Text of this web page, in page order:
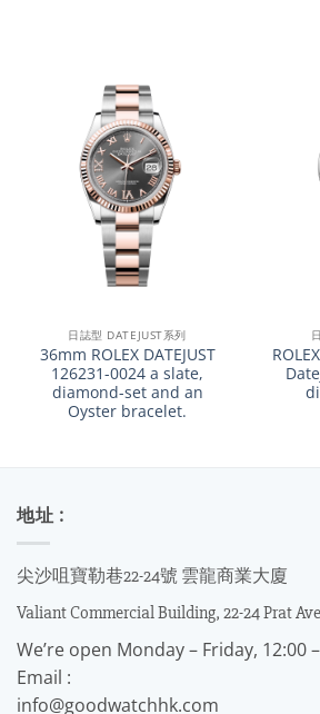
日誌型 DATEJUST系列
36mm ROLEX DATEJUST
126231-0024 a slate,
diamond-set and an
Oyster bracelet.
地址 :
尖沙咀寶勒巷22-24號 雲龍商業大廈
Valiant Commercial Building, 22-24 Prat
We’re open Monday – Friday, 12:00
Email :
info@goodwatchhk.com